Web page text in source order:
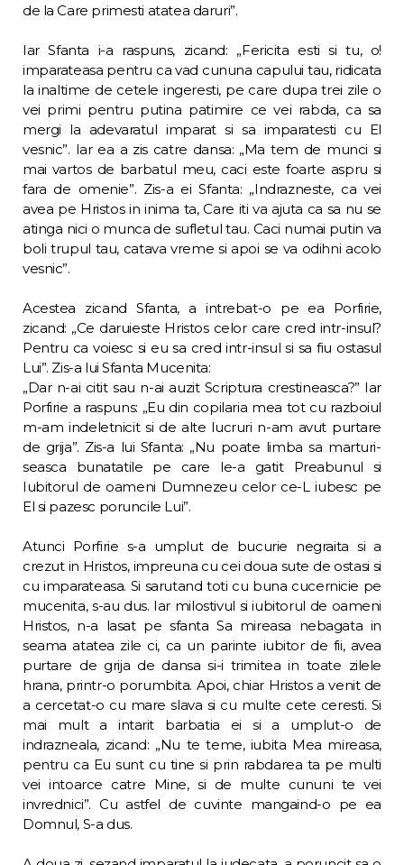
de la Care primesti atatea daruri”.
Iar Sfanta i-a raspuns, zicand: „Fericita esti si tu, o!
imparateasa pentru ca vad cununa capului tau, ridicata
la inaltime de cetele ingeresti, pe care dupa trei zile o
vei primi pentru putina patimire ce vei rabda, ca sa
mergi la adevaratul imparat si sa impara­testi cu El
vesnic”. Iar ea a zis catre dansa: „Ma tem de munci si
mai vartos de barbatul meu, caci este foarte aspru si
fara de ome­nie”. Zis-a ei Sfanta: „Indrazneste, ca vei
avea pe Hristos in inima ta, Care iti va ajuta ca sa nu se
atinga nici o munca de sufletul tau. Caci numai putin va
boli trupul tau, catava vreme si apoi se va odihni acolo
vesnic”.
Acestea zicand Sfanta, a intrebat-o pe ea Porfirie,
zicand: „Ce daruieste Hristos celor care cred intr-insul?
Pentru ca voiesc si eu sa cred intr-insul si sa fiu ostasul
Lui”. Zis-a lui Sfanta Mucenita:
„Dar n-ai citit sau n-ai auzit Scriptura cres­tineasca?” Iar
Porfirie a raspuns: „Eu din co­pilaria mea tot cu razboiul
m-am indeletnicit si de alte lucruri n-am avut purtare
de grija”. Zis-a lui Sfanta: „Nu poate limba sa marturi­
seasca bunatatile pe care le-a gatit Preabunul si
Iubitorul de oameni Dumnezeu celor ce-L iubesc pe
El si pazesc poruncile Lui”.
Atunci Porfirie s-a umplut de bucurie ne­graita si a
crezut in Hristos, impreuna cu cei doua sute de ostasi si
cu imparateasa. Si sarutand toti cu buna cucernicie pe
mucenita, s-au dus. Iar milostivul si iubitorul de oameni
Hristos, n-a lasat pe sfanta Sa mireasa neba­gata in
seama atatea zile ci, ca un parinte iu­bitor de fii, avea
purtare de grija de dansa si-i trimitea in toate zilele
hrana, printr-o po­rumbita. Apoi, chiar Hristos a venit de
a cer­cetat-o cu mare slava si cu multe cete ceresti. Si
mai mult a intarit barbatia ei si a umplut-o de
indrazneala, zicand: „Nu te teme, iubita Mea mireasa,
pentru ca Eu sunt cu tine si prin rabdarea ta pe multi
vei intoarce catre Mine, si de multe cununi te vei
invrednici”. Cu astfel de cuvinte mangaind-o pe ea
Dom­nul, S-a dus.